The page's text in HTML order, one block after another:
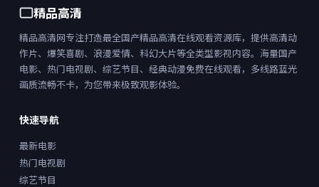
精品高清
精品高清网专注打造最全国产精品高清在线观看资源库，提供高清动
作片、爆笑喜剧、浪漫爱情、科幻大片等全类型影视内容。海量国产
电影、热门电视剧、综艺节目、经典动漫免费在线观看，多线路蓝光
画质流畅不卡，为您带来极致观影体验。
快速导航
最新电影
热门电视剧
综艺节目